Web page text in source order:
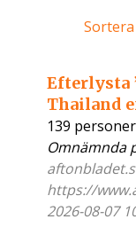
Efterlysta
Thailand
139
Omnämnda
https://
2026-08-07